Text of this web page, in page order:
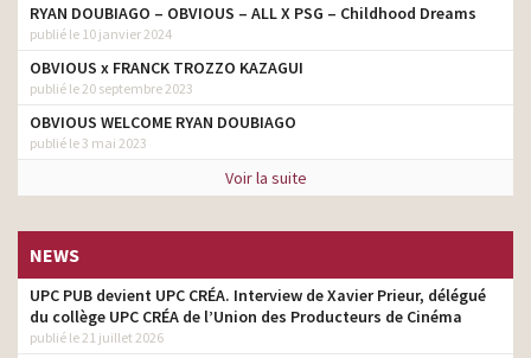
RYAN DOUBIAGO – OBVIOUS – ALL X PSG – Childhood Dreams
publié le 10 janvier 2024
OBVIOUS x FRANCK TROZZO KAZAGUI
publié le 20 septembre 2023
OBVIOUS WELCOME RYAN DOUBIAGO
publié le 3 mai 2023
Voir la suite
NEWS
UPC PUB devient UPC CRÉA. Interview de Xavier Prieur, délégué
du collège UPC CRÉA de l’Union des Producteurs de Cinéma
publié le 21 juillet 2026